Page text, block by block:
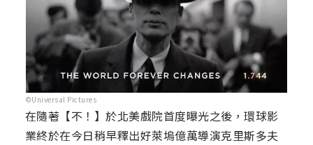
©Universal Pictures
在隨著【不！】於北美戲院首度曝光之後，環球影
業終於在今日稍早釋出好萊塢億萬導演克里斯多夫